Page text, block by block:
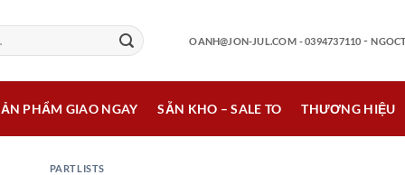
OANH@JON-JUL.COM - 0394737110 -
PHẨM GIAO NGAY SẴN KHO – SALE TO THƯƠNG HIỆU
PARTLISTS